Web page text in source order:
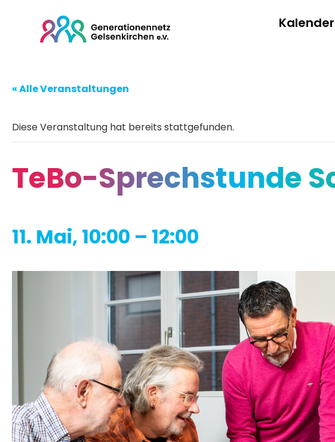
Kalender
« Alle Veranstaltungen
Diese Veranstaltung hat bereits stattgefunden.
TeBo-Sprechstunde
11. Mai, 10:00 – 12:00